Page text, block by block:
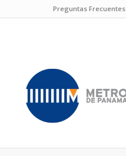
Preguntas Frecuentes